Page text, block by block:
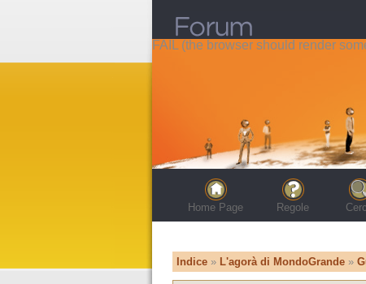
FAIL (the browser should render
Home Page Regole
Indice » L'agorà di MondoGrande »